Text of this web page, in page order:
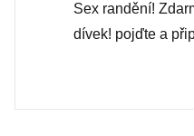
Sex randění!
dívek! pojďte a